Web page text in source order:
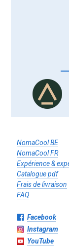
NomaCool BE
NomaCool FR
Expérience &
Catalogue pdf
Frais de livraison
FAQ
Facebook
Instagram
YouTube